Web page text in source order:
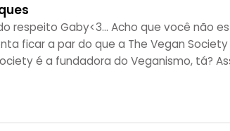
respeito Gaby<3... Acho que você não
ficar a par do que a The Vegan
é a fundadora do Veganismo, tá?